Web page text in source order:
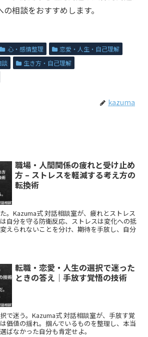
相談をおすすめします。
心・感情整理
恋愛・人生・自己理解
生き方・自己理解
kazuma
職場・人間関係の疲れと受け止め
方 – ストレスを軽減する考え方の
転換術
。Kazuma式 対話相談室が、疲れとストレス
自分を守る防衛反応、ストレスは変化への抵
えられないことを分け、期待を手放し、自分
転職・恋愛・人生の選択で迷った
ときの答え｜手放す覚悟の技術
で迷う。Kazuma式 対話相談室が、手放す覚
価値の揺れ。掴んでいるものを整理し、本当
ばなかった自分も肯定せよ。